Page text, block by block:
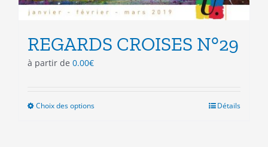
REGARDS CROISES N°29
à partir de 0.00€
Choix des optionsCe
Détails